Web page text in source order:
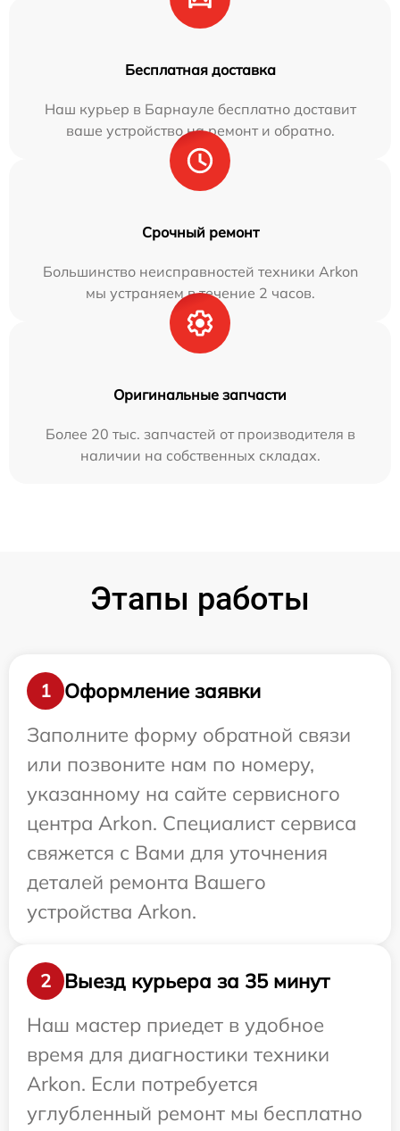
Бесплатная доставка
Наш курьер в Барнауле бесплатно доставит
ваше устройство на ремонт и обратно.
Срочный ремонт
Большинство неисправностей техники Arkon
мы устраняем в течение 2 часов.
Оригинальные запчасти
Более 20 тыс. запчастей от производителя в
наличии на собственных складах.
Этапы работы
1
Оформление заявки
Заполните форму обратной связи
или позвоните нам по номеру,
указанному на сайте сервисного
центра Arkon. Специалист сервиса
свяжется с Вами для уточнения
деталей ремонта Вашего
устройства Arkon.
2
Выезд курьера за 35 минут
Наш мастер приедет в удобное
время для диагностики техники
Arkon. Если потребуется
углубленный ремонт мы бесплатно